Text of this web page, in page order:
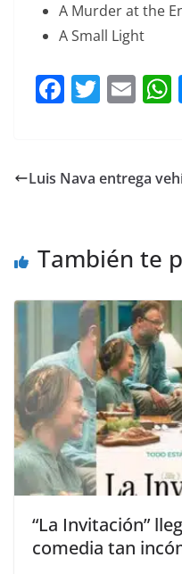
A Murder at the
A Small Light
F
e
o
T
er
E
l
Luis Nava entrega
También te
“La Invitación”
comedia tan